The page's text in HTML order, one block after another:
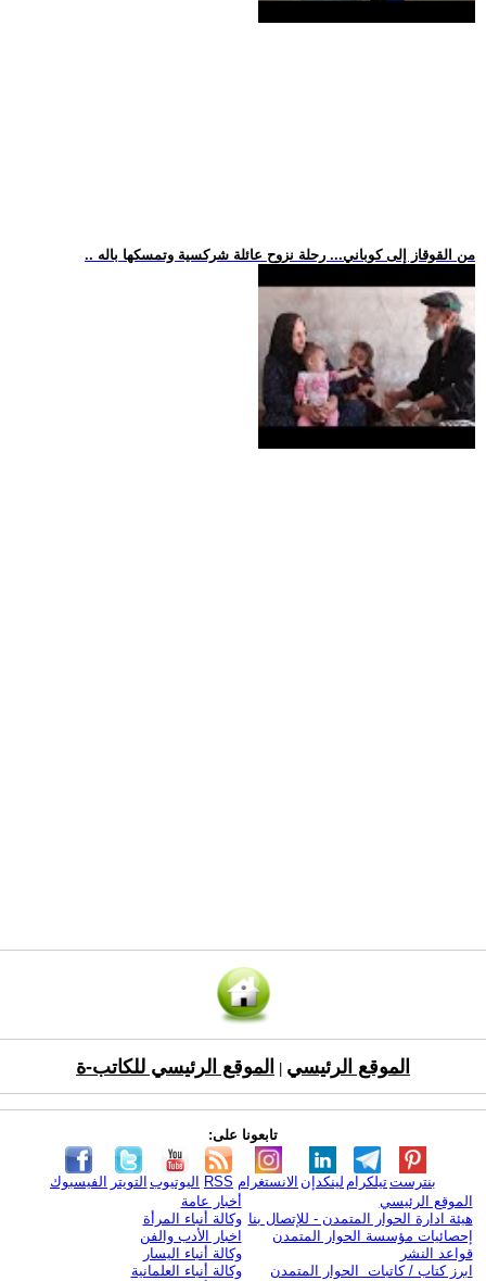
.. من القوقاز إلى كوباني... رحلة نزوح عائلة شركسية وتمسكها باله
الموقع الرئيسي الموقع الرئيسي للكاتب-ة
تابعونا على:
الفيسبوك التويتر اليوتيوب RSS الانستغرام لينكدإن تيلكرامبنترست
الموقع الرئيسي
هيئة ادارة الحوار المتمدن - للإتصال بنا
إحصائيات مؤسسة الحوار المتمدن
قواعد النشر
ابرز كتاب / كاتبات الحوار المتمدن
أخبار عامة
وكالة أنباء المرأة
اخبار الأدب والفن
وكالة أنباء اليسار
وكالة أنباء العلمانية